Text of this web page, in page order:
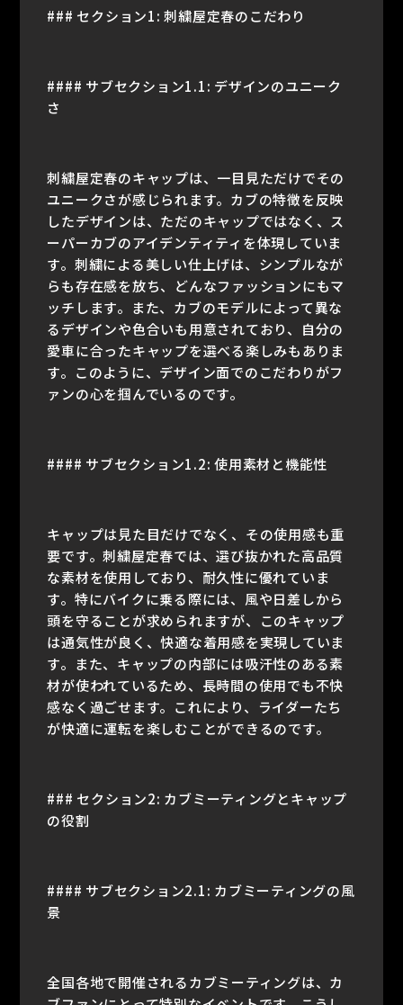
### セクション1: 刺繍屋定春のこだわり
#### サブセクション1.1: デザインのユニーク
さ
刺繍屋定春のキャップは、一目見ただけでその
ユニークさが感じられます。カブの特徴を反映
したデザインは、ただのキャップではなく、ス
ーパーカブのアイデンティティを体現していま
す。刺繍による美しい仕上げは、シンプルなが
らも存在感を放ち、どんなファッションにもマ
ッチします。また、カブのモデルによって異な
るデザインや色合いも用意されており、自分の
愛車に合ったキャップを選べる楽しみもありま
す。このように、デザイン面でのこだわりがフ
ァンの心を掴んでいるのです。
#### サブセクション1.2: 使用素材と機能性
キャップは見た目だけでなく、その使用感も重
要です。刺繍屋定春では、選び抜かれた高品質
な素材を使用しており、耐久性に優れていま
す。特にバイクに乗る際には、風や日差しから
頭を守ることが求められますが、このキャップ
は通気性が良く、快適な着用感を実現していま
す。また、キャップの内部には吸汗性のある素
材が使われているため、長時間の使用でも不快
感なく過ごせます。これにより、ライダーたち
が快適に運転を楽しむことができるのです。
### セクション2: カブミーティングとキャップ
の役割
#### サブセクション2.1: カブミーティングの風
景
全国各地で開催されるカブミーティングは、カ